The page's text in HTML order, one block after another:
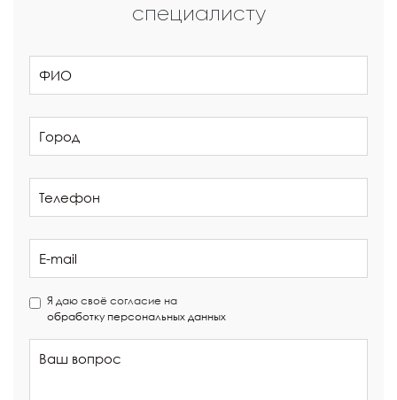
специалисту
Я даю своё согласие на
обработку персональных данных